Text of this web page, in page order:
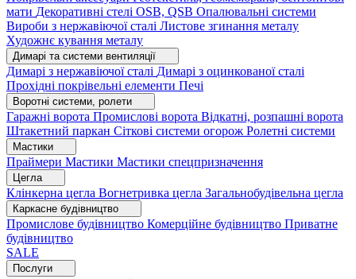
мати Декоративні стелі OSB, QSB Опалювальні системи
Вироби з нержавіючої сталі Листове згинання металу
Художнє кування металу
Димарі та системи вентиляції
Димарі з нержавіючої сталі Димарі з оцинкованої сталі
Прохідні покрівельні елементи Печі
Воротні системи, ролети
Гаражні ворота Промислові ворота Відкатні, розпашні ворота
Штакетний паркан Сіткові системи огорож Ролетні системи
Мастики
Праймери Мастики Мастики спецпризначення
Цегла
Клінкерна цегла Вогнетривка цегла Загальнобудівельна цегла
Каркасне будівництво
Промислове будівництво Комерційне будівництво Приватне
будівництво
SALE
Послуги